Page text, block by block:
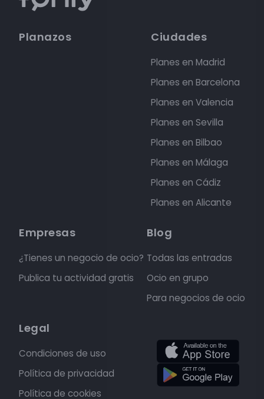
Planazos Ciudades
Planes en Madrid
Planes en Barcelona
Planes en Valencia
Planes en Sevilla
Planes en Bilbao
Planes en Málaga
Planes en Cádiz
Planes en Alicante
Empresas
¿Tienes un negocio de ocio?
Publica tu actividad gratis
Blog
Todas las entradas
Ocio en grupo
Para negocios de ocio
Legal
Condiciones de uso
Política de privacidad
Política de cookies